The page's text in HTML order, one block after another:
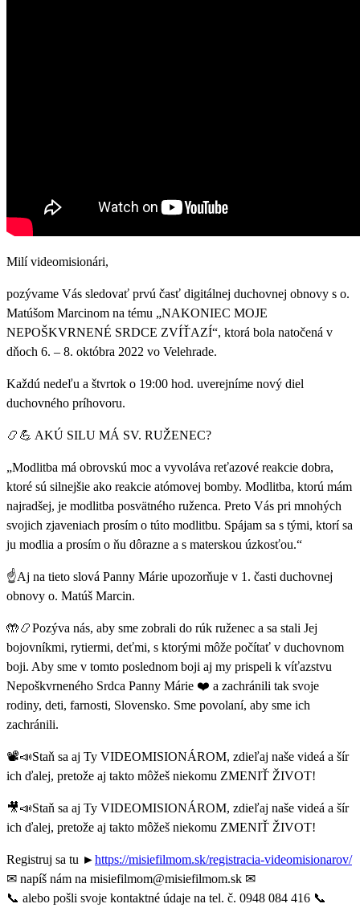
Milí videomisionári,
pozývame Vás sledovať prvú časť digitálnej duchovnej obnovy s o.
Matúšom Marcinom na tému „NAKONIEC MOJE
NEPOŠKVRNENÉ SRDCE ZVÍŤAZÍ“, ktorá bola natočená v
dňoch 6. – 8. októbra 2022 vo Velehrade.
Každú nedeľu a štvrtok o 19:00 hod. uverejníme nový diel
duchovného príhovoru.
📿💪 AKÚ SILU MÁ SV. RUŽENEC?
„Modlitba má obrovskú moc a vyvoláva reťazové reakcie dobra,
ktoré sú silnejšie ako reakcie atómovej bomby. Modlitba, ktorú mám
najradšej, je modlitba posvätného ruženca. Preto Vás pri mnohých
svojich zjaveniach prosím o túto modlitbu. Spájam sa s tými, ktorí sa
ju modlia a prosím o ňu dôrazne a s materskou úzkosťou.“
☝️Aj na tieto slová Panny Márie upozorňuje v 1. časti duchovnej
obnovy o. Matúš Marcin.
🤲📿Pozýva nás, aby sme zobrali do rúk ruženec a sa stali Jej
bojovníkmi, rytiermi, deťmi, s ktorými môže počítať v duchovnom
boji. Aby sme v tomto poslednom boji aj my prispeli k víťazstvu
Nepoškvrneného Srdca Panny Márie ❤️ a zachránili tak svoje
rodiny, deti, farnosti, Slovensko. Sme povolaní, aby sme ich
zachránili.
📽📣Staň sa aj Ty VIDEOMISIONÁROM, zdieľaj naše videá a šír
ich ďalej, pretože aj takto môžeš niekomu ZMENIŤ ŽIVOT!
🎥📣Staň sa aj Ty VIDEOMISIONÁROM, zdieľaj naše videá a šír
ich ďalej, pretože aj takto môžeš niekomu ZMENIŤ ŽIVOT!
Registruj sa tu ►https://misiefilmom.sk/registracia-videomisionarov/
✉ napíš nám na misiefilmom@misiefilmom.sk ✉
📞 alebo pošli svoje kontaktné údaje na tel. č. 0948 084 416 📞